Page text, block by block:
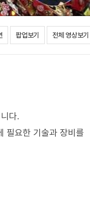
팝업보기 전체 영상보기
다.
필요한 기술과 장비를